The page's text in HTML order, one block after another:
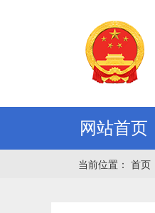
网站首页
当前位置： 首页